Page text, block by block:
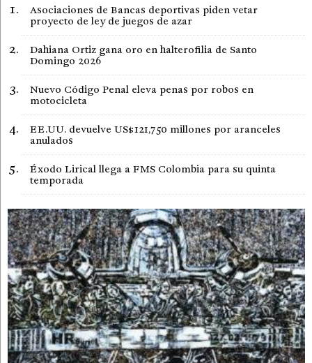
Asociaciones de Bancas deportivas piden vetar
proyecto de ley de juegos de azar
Dahiana Ortiz gana oro en halterofilia de Santo
Domingo 2026
Nuevo Código Penal eleva penas por robos en
motocicleta
EE.UU. devuelve US$121,750 millones por aranceles
anulados
Éxodo Lirical llega a FMS Colombia para su quinta
temporada